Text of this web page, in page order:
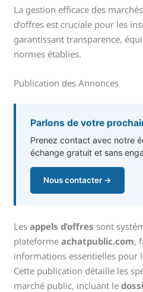
La gestion efficace des
d’offres est cruciale pour les
garantissant transparence,
normes établies.
Publication des Annonces
Parlons de votre
Prenez contact avec notre
échange gratuit et sans
Nous contacter →
Lesappels d’offres sont
plateformeachatpublic.com,
informations essentielles pour
Cette publication détaille les
marché public, incluant le